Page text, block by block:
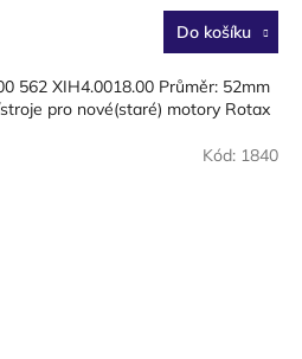
Do košíku
562 XIH4.0018.00 Průměr: 52mm
pro nové(staré) motory Rotax
Kód: 1840